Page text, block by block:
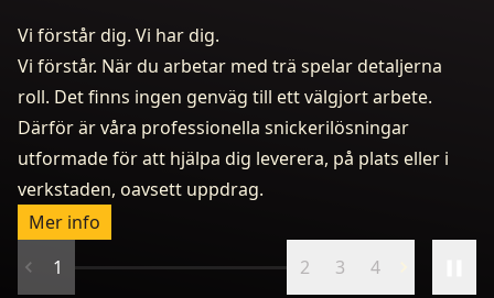
Vi förstår dig. Vi har dig.
Vi förstår. När du arbetar med trä spelar detaljerna
roll. Det finns ingen genväg till ett välgjort arbete.
Därför är våra professionella snickerilösningar
utformade för att hjälpa dig leverera, på plats eller i
verkstaden, oavsett uppdrag.
Mer info
1
2 3 4